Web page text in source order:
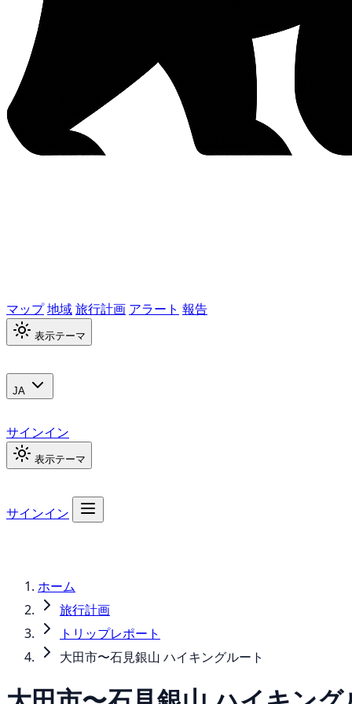
マップ地域旅行計画 アラート 報告
表示テーマ
JA
サインイン
表示テーマ
サインイン
ホーム
旅行計画
トリップレポート
大田市〜石見銀山 ハイキングルート